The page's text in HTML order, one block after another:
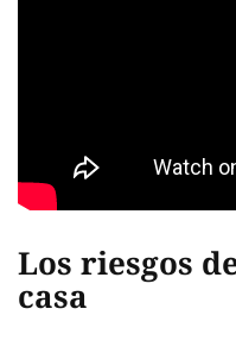
Los riesgos
casa